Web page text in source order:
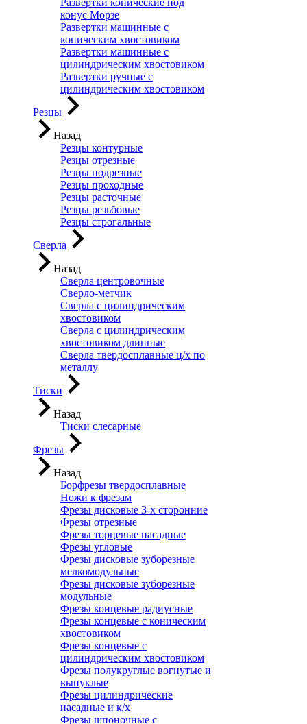
Развертки конические под
конус Морзе
Развертки машинные с
коническим хвостовиком
Развертки машинные с
цилиндрическим хвостовиком
Развертки ручные с
цилиндрическим хвостовиком
Резцы
Назад
Резцы контурные
Резцы отрезные
Резцы подрезные
Резцы проходные
Резцы расточные
Резцы резьбовые
Резцы строгальные
Сверла
Назад
Сверла центровочные
Сверло-метчик
Сверла с цилиндрическим
хвостовиком
Сверла с цилиндрическим
хвостовиком длинные
Сверла твердосплавные ц/х по
металлу
Тиски
Назад
Тиски слесарные
Фрезы
Назад
Борфрезы твердосплавные
Ножи к фрезам
Фрезы дисковые 3-х сторонние
Фрезы отрезные
Фрезы торцевые насадные
Фрезы угловые
Фрезы дисковые зуборезные
мелкомодульные
Фрезы дисковые зуборезные
модульные
Фрезы концевые радиусные
Фрезы концевые с коническим
хвостовиком
Фрезы концевые с
цилиндрическим хвостовиком
Фрезы полукруглые вогнутые и
выпуклые
Фрезы цилиндрические
насадные и к/х
Фрезы шпоночные с